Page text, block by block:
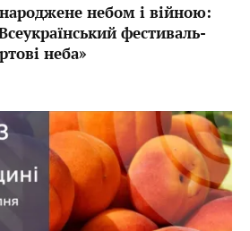
небом і війною:
фестиваль-
неба»